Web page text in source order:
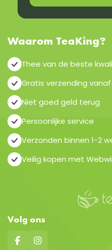
Waarom TeaKing?
Thee van de beste
Gratis verzending
Niet goed geld terug
Persoonlijke service
Verzonden binnen 1-2
Veilig kopen met
Volg ons